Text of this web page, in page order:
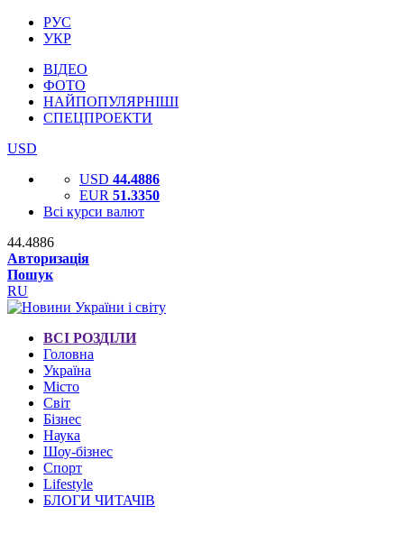
РУС
УКР
ВІДЕО
ФОТО
НАЙПОПУЛЯРНІШІ
СПЕЦПРОЕКТИ
USD
USD 44.4886
EUR 51.3350
Всі курси валют
44.4886
Авторизація
Пошук
RU
ВСІ РОЗДІЛИ
Головна
Україна
Місто
Світ
Бізнес
Наука
Шоу-бізнес
Спорт
Lifestyle
БЛОГИ ЧИТАЧІВ